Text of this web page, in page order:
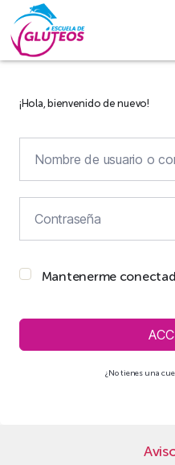
¡Hola, bienvenido de nuevo!
Mantenerme
¿No tienes una